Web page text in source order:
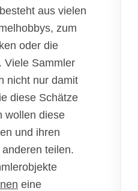
aus vielen
zum
oder die
Viele Sammler
nicht nur damit
diese Schätze
wollen diese
und ihren
teilen.
eine